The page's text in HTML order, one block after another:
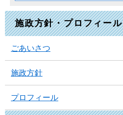
施政方針・プロフィール
ごあいさつ
施政方針
プロフィール